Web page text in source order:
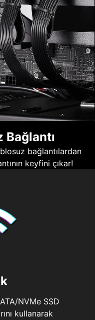
Bağlantı
bağlantılardan
keyfini çıkar!
NVMe SSD
kullanarak